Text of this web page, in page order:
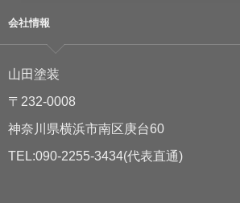
会社情報
山田塗装
〒232-0008
神奈川県横浜市南区庚台60
TEL:090-2255-3434(代表直通)